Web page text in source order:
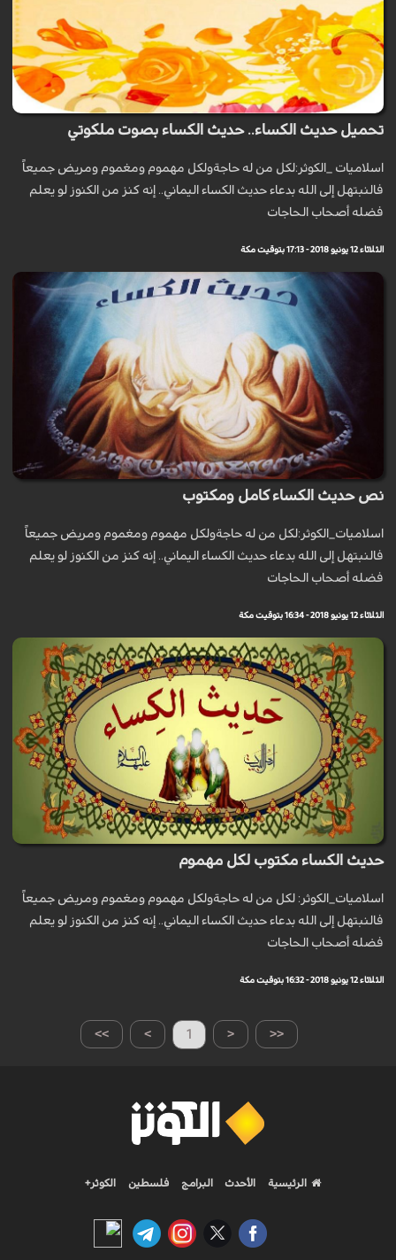
تحميل حديث الكساء.. حديث الكساء بصوت ملكوتي
اسلاميات _الكوثر:لكل من له حاجةولكل مهموم ومغموم ومريض جميعاً
فالنبتهل إلى الله بدعاء حديث الكساء اليماني.. إنه كنز من الكنوز لو يعلم
فضله أصحاب الحاجات
الثلاثاء 12 يونيو 2018 - 17:13 بتوقيت مكة
نص حديث الكساء كامل ومكتوب
اسلاميات_الكوثر:لكل من له حاجةولكل مهموم ومغموم ومريض جميعاً
فالنبتهل إلى الله بدعاء حديث الكساء اليماني.. إنه كنز من الكنوز لو يعلم
فضله أصحاب الحاجات
الثلاثاء 12 يونيو 2018 - 16:34 بتوقيت مكة
حديث الكساء مكتوب لكل مهموم
اسلاميات_الكوثر: لكل من له حاجةولكل مهموم ومغموم ومريض جميعاً
فالنبتهل إلى الله بدعاء حديث الكساء اليماني.. إنه كنز من الكنوز لو يعلم
فضله أصحاب الحاجات
الثلاثاء 12 يونيو 2018 - 16:32 بتوقيت مكة
>> > 1 < <<
الرئيسية الأحدث البرامج فلسطين الكوثر+